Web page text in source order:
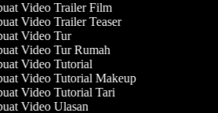
Video Trailer Film
Video Trailer Teaser
Video Tur
Video Tur Rumah
Video Tutorial
Video Tutorial Makeup
Video Tutorial Tari
Video Ulasan